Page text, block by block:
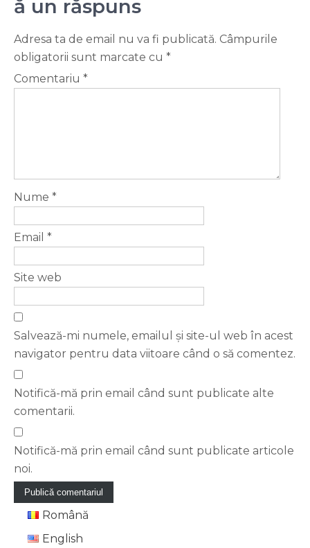
ă un răspuns
Adresa ta de email nu va fi publicată. Câmpurile
obligatorii sunt marcate cu *
Comentariu *
Nume *
Email *
Site web
Salvează-mi numele, emailul și site-ul web în acest
navigator pentru data viitoare când o să comentez.
Notifică-mă prin email când sunt publicate alte
comentarii.
Notifică-mă prin email când sunt publicate articole
noi.
Română
English